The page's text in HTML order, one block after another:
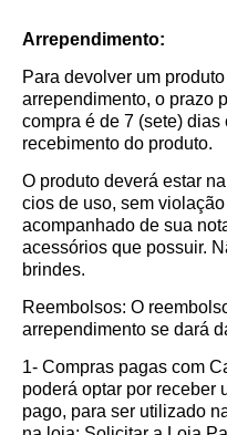
Arrependimento:
Para devolver um
arrependimento, o prazo
compra é de 7 (sete)
recebimento do produto.
O produto deverá estar
cios de uso, sem
acompanhado de sua
acessórios que possuir.
brindes.
Reembolsos: O
arrependimento se dará
1- Compras pagas com
poderá optar por receber
pago, para ser utilizado